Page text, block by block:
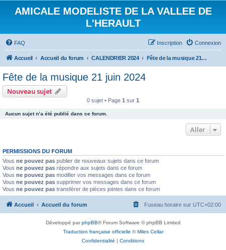
AMICALE MODELISTE DE LA VALLEE DE
L'HERAULT
FAQ Connexion
Inscription
Accueil Accueil du forum CALENDRIER 2024 Fête de la musique 21 juin 2024
Fête de la musique 21 juin 2024
Nouveau sujet
0 sujet • Page 1 sur 1
Aucun sujet n’a été publié dans ce forum.
Aller
PERMISSIONS DU FORUM
Vous ne pouvez pas publier de nouveaux sujets dans ce forum
Vous ne pouvez pas répondre aux sujets dans ce forum
Vous ne pouvez pas modifier vos messages dans ce forum
Vous ne pouvez pas supprimer vos messages dans ce forum
Vous ne pouvez pas transférer de pièces jointes dans ce forum
Accueil Accueil du forum Fuseau horaire sur UTC+02:00
Développé parphpBB® Forum Software © phpBB Limited
Traduction française officielle ©Miles Cellar
Confidentialité | Conditions